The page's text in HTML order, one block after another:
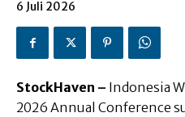
6 Juli 2026
StockHaven – Indonesia
2026 Annual Conference